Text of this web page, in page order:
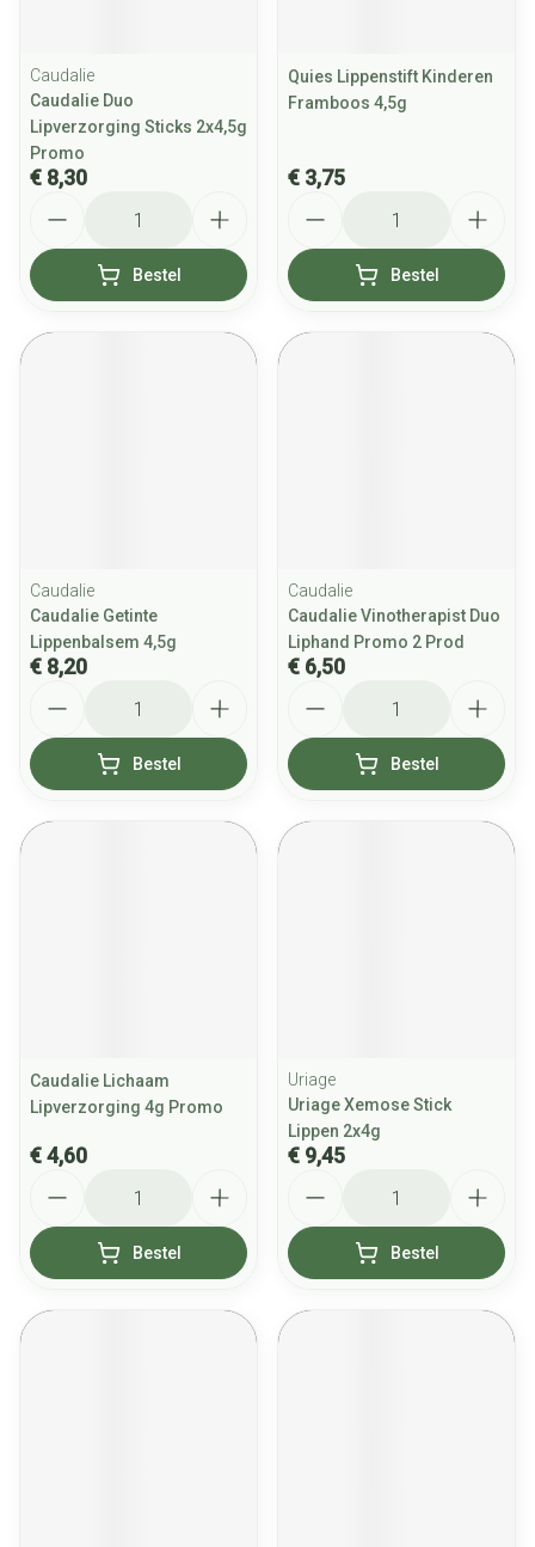
Caudalie
Caudalie Duo
Lipverzorging Sticks 2x4,5g
Promo
€ 8,30
Bestel
Quies Lippenstift Kinderen
Framboos 4,5g
€ 3,75
Bestel
Caudalie
Caudalie Getinte
Lippenbalsem 4,5g
€ 8,20
Bestel
Caudalie
Caudalie Vinotherapist Duo
Liphand Promo 2 Prod
€ 6,50
Bestel
Caudalie Lichaam
Lipverzorging 4g Promo
€ 4,60
Bestel
Uriage
Uriage Xemose Stick
Lippen 2x4g
€ 9,45
Bestel